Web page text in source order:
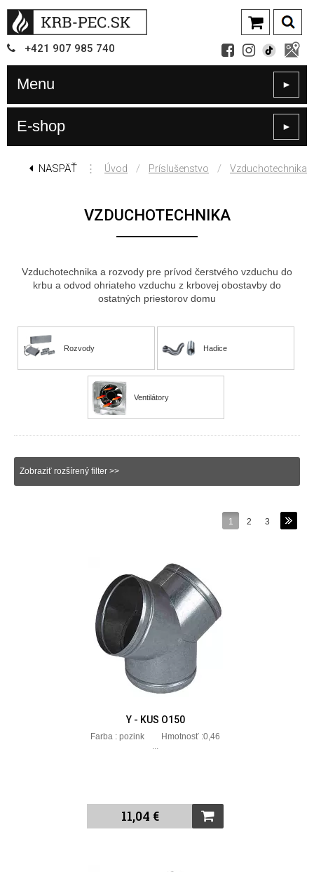
+421 907 985 740
Menu ►
E-shop ►
NASPÄŤ ⋮ Úvod / Príslušenstvo / Vzduchotechnika
VZDUCHOTECHNIKA
Vzduchotechnika a rozvody pre prívod čerstvého vzduchu do
krbu a odvod ohriateho vzduchu z krbovej obostavby do
ostatných priestorov domu
Rozvody Hadice
Ventilátory
Zobraziť rozšírený filter >>
1 2 3
Y - KUS O150
Farba : pozink Hmotnosť :0,46
...
11,04 €